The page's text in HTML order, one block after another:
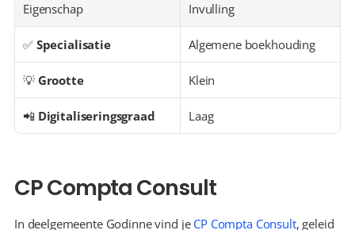
Eigenschap Invulling
✅ Specialisatie Algemene boekhouding
💡 Grootte Klein
📲 Digitaliseringsgraad Laag
CP Compta Consult
In deelgemeente Godinne vind je CP Compta Consult, geleid